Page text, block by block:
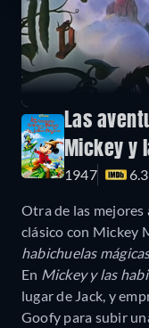
Las
Mickey y
1947 6.3
Otra de las
clásico con Mickey
habichuelas
En Mickey y las
lugar de Jack, y
Goofy para subir